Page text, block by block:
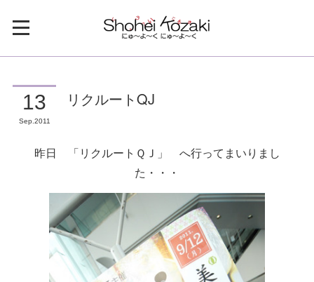
13
Sep 2011
リクルートQJ
昨日 「リクルートＱＪ」 へ行ってまいりまし
た・・・